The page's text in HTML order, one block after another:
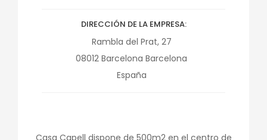
DIRECCIÓN DE LA EMPRESA
Rambla del Prat, 27
08012 Barcelona Barcelona
España
Casa Capell dispone de 500m2 en el centro de